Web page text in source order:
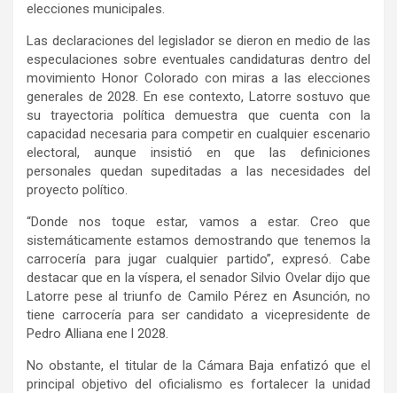
elecciones municipales.
Las declaraciones del legislador se dieron en medio de las
especulaciones sobre eventuales candidaturas dentro del
movimiento Honor Colorado con miras a las elecciones
generales de 2028. En ese contexto, Latorre sostuvo que
su trayectoria política demuestra que cuenta con la
capacidad necesaria para competir en cualquier escenario
electoral, aunque insistió en que las definiciones
personales quedan supeditadas a las necesidades del
proyecto político.
“Donde nos toque estar, vamos a estar. Creo que
sistemáticamente estamos demostrando que tenemos la
carrocería para jugar cualquier partido”, expresó. Cabe
destacar que en la víspera, el senador Silvio Ovelar dijo que
Latorre pese al triunfo de Camilo Pérez en Asunción, no
tiene carrocería para ser candidato a vicepresidente de
Pedro Alliana ene l 2028.
No obstante, el titular de la Cámara Baja enfatizó que el
principal objetivo del oficialismo es fortalecer la unidad